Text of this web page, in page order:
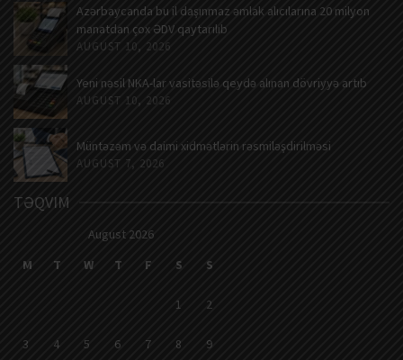
Azərbaycanda bu il daşınmaz əmlak alıcılarına 20 milyon
manatdan çox ƏDV qaytarılıb
AUGUST 10, 2026
Yeni nəsil NKA-lar vasitəsilə qeydə alınan dövriyyə artıb
AUGUST 10, 2026
Müntəzəm və daimi xidmətlərin rəsmiləşdirilməsi
AUGUST 7, 2026
TƏQVIM
August 2026
M
T W T F S S
1 2
3 4 5 6 7 8 9